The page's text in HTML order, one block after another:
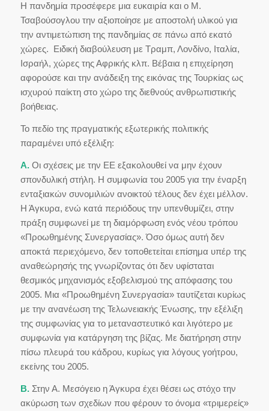
Η πανδημία προσέφερε μια ευκαιρία και ο Μ.
Τσαβούσογλου την αξιοποίησε με αποστολή υλικού για
την αντιμετώπιση της πανδημίας σε πάνω από εκατό
χώρες. Ειδική διαβούλευση με Τραμπ, Λονδίνο, Ιταλία,
Ισραήλ, χώρες της Αφρικής κλπ. Βέβαια η επιχείρηση
αφορούσε και την ανάδειξη της εικόνας της Τουρκίας ως
ισχυρού παίκτη στο χώρο της διεθνούς ανθρωπιστικής
βοήθειας.
Το πεδίο της πραγματικής εξωτερικής πολιτικής
παραμένει υπό εξέλιξη:
Α.Οι σχέσεις με την ΕΕ εξακολουθεί να μην έχουν
σπονδυλική στήλη. Η συμφωνία του 2005 για την έναρξη
ενταξιακών συνομιλιών ανοικτού τέλους δεν έχει μέλλον.
Η Άγκυρα, ενώ κατά περιόδους την υπενθυμίζει, στην
πράξη συμφωνεί με τη διαμόρφωση ενός νέου τρόπου
«Προωθημένης Συνεργασίας». Όσο όμως αυτή δεν
αποκτά περιεχόμενο, δεν τοποθετείται επίσημα υπέρ της
αναθεώρησής της γνωρίζοντας ότι δεν υφίσταται
θεσμικός μηχανισμός εξοβελισμού της απόφασης του
2005. Μια «Προωθημένη Συνεργασία» ταυτίζεται κυρίως
με την ανανέωση της Τελωνειακής Ένωσης, την εξέλιξη
της συμφωνίας για το μεταναστευτικό και λιγότερο με
συμφωνία για κατάργηση της βίζας. Με διατήρηση στην
πίσω πλευρά του κάδρου, κυρίως για λόγους γοήτρου,
εκείνης του 2005.
Β.Στην Α. Μεσόγειο η Άγκυρα έχει θέσει ως στόχο την
ακύρωση των σχεδίων που φέρουν το όνομα «τριμερείς»